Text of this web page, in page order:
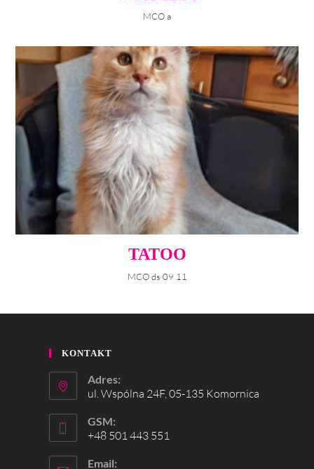
MCO a
TATOO
MCO ds 09 11
KONTAKT
Adres:
ul. Wspólna 24F, 05-135 Komornica
GSM:
+48 501 443 551
Email: